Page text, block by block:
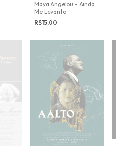
Maya Angelou - Ainda
Me Levanto
R$15,00